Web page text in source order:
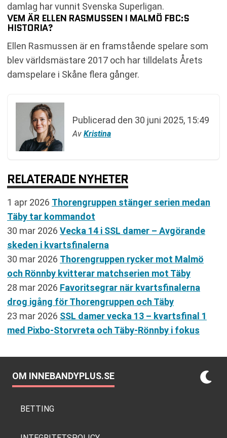
damlag har vunnit Svenska Superligan.
VEM ÄR ELLEN RASMUSSEN I MALMÖ FBC:S
HISTORIA?
Ellen Rasmussen är en framstående spelare som
blev världsmästare 2017 och har tilldelats Årets
damspelare i Skåne flera gånger.
Publicerad den 30 juni 2025, 15:49
Av Kristina
RELATERADE NYHETER
1 apr 2026 Thorengruppen stänger serien medan
Täby tar kommandot
30 mar 2026 Vecka 14 i SSL damer – Avgörande
skeden i kvartsfinalerna
30 mar 2026 Thorengruppen rycker mot Malmö
och Rönnby kvitterar matchserien mot Täby
28 mar 2026 Favoritsegrar när kvartsfinalerna
drog igång för Thorengruppen och Täby
23 mar 2026 SSL damer vecka 13 – kvartsfinal 1
med Pixbo-Storvreta och Täby-Rönnby i fokus
OM INNEBANDYPLUS.SE
BETTING